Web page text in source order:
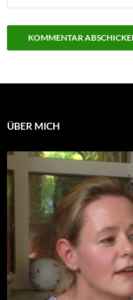
ÜBER MICH